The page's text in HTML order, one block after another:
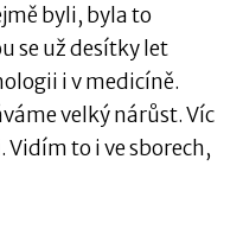
byli, byla to
se už desítky let
i v medicíně.
velký nárůst. Víc
Vidím to i ve sborech,